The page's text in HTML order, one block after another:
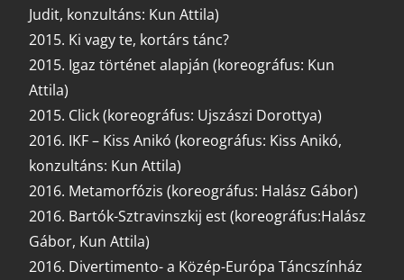
Judit, konzultáns: Kun Attila)
2015. Ki vagy te, kortárs tánc?
2015. Igaz történet alapján (koreográfus: Kun
Attila)
2015. Click (koreográfus: Ujszászi Dorottya)
2016. IKF – Kiss Anikó (koreográfus: Kiss Anikó,
konzultáns: Kun Attila)
2016. Metamorfózis (koreográfus: Halász Gábor)
2016. Bartók-Sztravinszkij est (koreográfus:Halász
Gábor, Kun Attila)
2016. Divertimento- a Közép-Európa Táncszínház